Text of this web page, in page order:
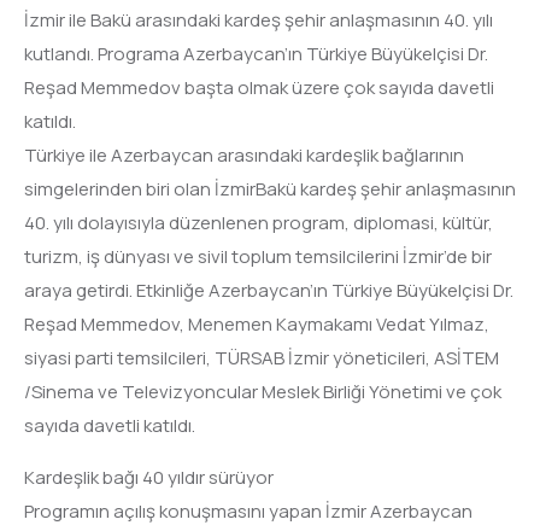
İzmir ile Bakü arasındaki kardeş şehir anlaşmasının 40. yılı
kutlandı. Programa Azerbaycan’ın Türkiye Büyükelçisi Dr.
Reşad Memmedov başta olmak üzere çok sayıda davetli
katıldı.
Türkiye ile Azerbaycan arasındaki kardeşlik bağlarının
simgelerinden biri olan İzmirBakü kardeş şehir anlaşmasının
40. yılı dolayısıyla düzenlenen program, diplomasi, kültür,
turizm, iş dünyası ve sivil toplum temsilcilerini İzmir’de bir
araya getirdi. Etkinliğe Azerbaycan’ın Türkiye Büyükelçisi Dr.
Reşad Memmedov, Menemen Kaymakamı Vedat Yılmaz,
siyasi parti temsilcileri, TÜRSAB İzmir yöneticileri, ASİTEM
/Sinema ve Televizyoncular Meslek Birliği Yönetimi ve çok
sayıda davetli katıldı.
Kardeşlik bağı 40 yıldır sürüyor
Programın açılış konuşmasını yapan İzmir Azerbaycan